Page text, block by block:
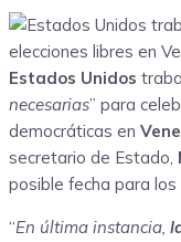
Estados Unidos
necesarias” para
democráticas en
secretario de Estado,
posible fecha para los
“En última instancia,